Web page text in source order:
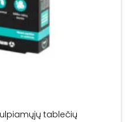
tablečių